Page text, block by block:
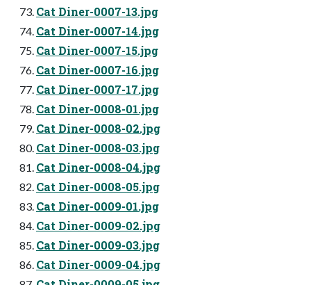
Cat Diner-0007-13.jpg
Cat Diner-0007-14.jpg
Cat Diner-0007-15.jpg
Cat Diner-0007-16.jpg
Cat Diner-0007-17.jpg
Cat Diner-0008-01.jpg
Cat Diner-0008-02.jpg
Cat Diner-0008-03.jpg
Cat Diner-0008-04.jpg
Cat Diner-0008-05.jpg
Cat Diner-0009-01.jpg
Cat Diner-0009-02.jpg
Cat Diner-0009-03.jpg
Cat Diner-0009-04.jpg